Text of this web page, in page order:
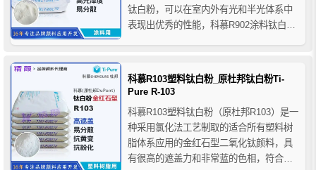
钛白粉，可以在室内外有光和半光体系中
表现出优秀的性能，科慕R902涂料钛白粉
系和水性体系中均有良好的表现。
科慕R103塑料钛白粉_原杜邦钛白粉Ti-
Pure R-103
科慕R103塑料钛白粉（原杜邦R103）是一
种采用氯化法工艺制取的适合所有塑料树
脂体系应用的金红石型二氧化钛颜料，具
有很高的遮盖力和非常蓝的色相，符合